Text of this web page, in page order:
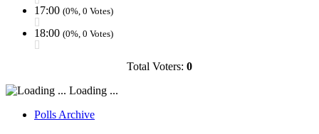
17:00 (0%, 0 Votes)
18:00 (0%, 0 Votes)
Total Voters: 0
Loading ...
Polls Archive